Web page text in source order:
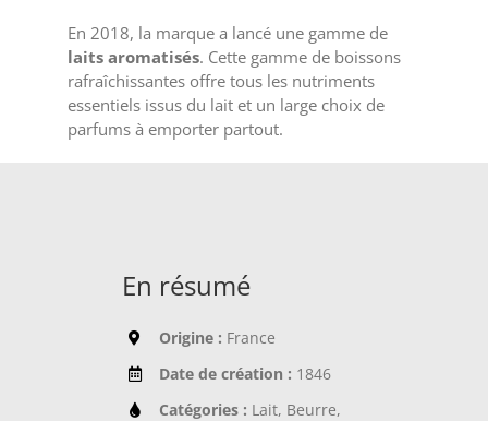
En 2018, la marque a lancé une gamme de
laits aromatisés. Cette gamme de boissons
rafraîchissantes offre tous les nutriments
essentiels issus du lait et un large choix de
parfums à emporter partout.
En résumé
Origine : France
Date de création : 1846
Catégories : Lait, Beurre,